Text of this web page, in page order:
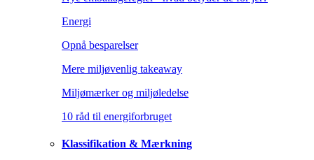
Energi
Opnå besparelser
Mere miljøvenlig takeaway
Miljømærker og miljøledelse
10 råd til energiforbruget
Klassifikation & Mærkning